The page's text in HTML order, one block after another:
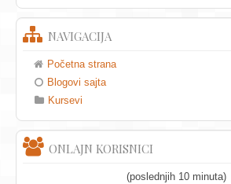
NAVIGACIJA
Početna strana
Blogovi sajta
Kursevi
ONLAJN KORISNICI
(poslednjih 10 minuta)